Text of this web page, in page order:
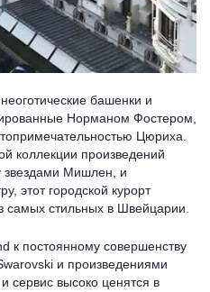
башенки и
Норманом Фостером,
Цюриха.
коллекции произведений
звездами Мишлен, и
этот городской курорт
самых стильных в Швейцарии.
к постоянному совершенству
и произведениями
сервис высоко ценятся в